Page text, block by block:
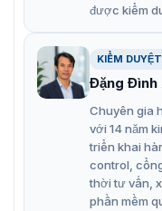
Phát hiện và loại
Độ nhạy rất cao.
Kích thước ống
cả các ứng dụng
Cấu trúc bằng
IP66 và IP69K
Miễn nhiễm cao
được kiểm
KIỂM
Đặng Đình
Chuyên gia
với 14 năm
triển khai
control,
thời tư vấn,
phần mềm